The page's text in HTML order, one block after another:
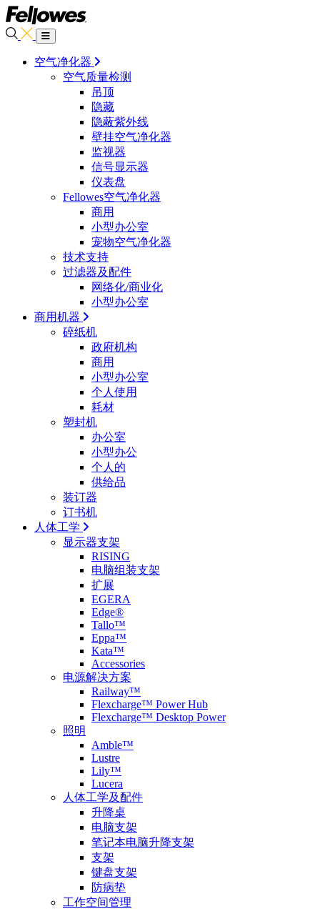
空气净化器
空气质量检测
吊顶
隐藏
隐蔽紫外线
壁挂空气净化器
监视器
信号显示器
仪表盘
Fellowes空气净化器
商用
小型办公室
宠物空气净化器
技术支持
过滤器及配件
网络化/商业化
小型办公室
商用机器
碎纸机
政府机构
商用
小型办公室
个人使用
耗材
塑封机
办公室
小型办公
个人的
供给品
装订器
订书机
人体工学
显示器支架
RISING
电脑组装支架
扩展
EGERA
Edge®
Tallo™
Eppa™
Kata™
Accessories
电源解决方案
Railway™
Flexcharge™ Power Hub
Flexcharge™ Desktop Power
照明
Amble™
Lustre
Lily™
Lucera
人体工学及配件
升降桌
电脑支架
笔记本电脑升降支架
支架
键盘支架
防病垫
工作空间管理